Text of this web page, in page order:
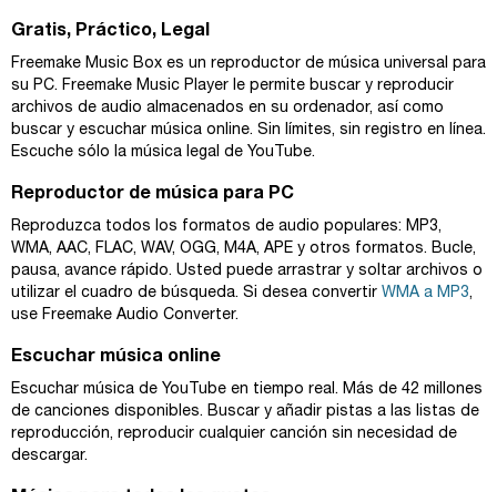
Gratis, Práctico, Legal
Freemake Music Box es un reproductor de música universal para
su PC. Freemake Music Player le permite buscar y reproducir
archivos de audio almacenados en su ordenador, así como
buscar y escuchar música online. Sin límites, sin registro en línea.
Escuche sólo la música legal de YouTube.
Reproductor de música para PC
Reproduzca todos los formatos de audio populares: MP3,
WMA, AAC, FLAC, WAV, OGG, M4A, APE y otros formatos. Bucle,
pausa, avance rápido. Usted puede arrastrar y soltar archivos o
utilizar el cuadro de búsqueda. Si desea convertir WMA a MP3,
use Freemake Audio Converter.
Escuchar música online
Escuchar música de YouTube en tiempo real. Más de 42 millones
de canciones disponibles. Buscar y añadir pistas a las listas de
reproducción, reproducir cualquier canción sin necesidad de
descargar.